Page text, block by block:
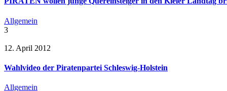
Allgemein
3
12. April 2012
Wahlvideo der Piratenpartei Schleswig-Holstein
Allgemein